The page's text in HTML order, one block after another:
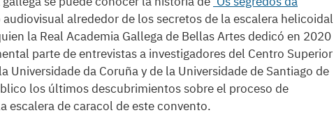
alrededor de los secretos de la escalera helicoidal
la Real Academia Gallega de Bellas Artes dedicó en 2020
parte de entrevistas a investigadores del Centro Superior
Universidade da Coruña y de la Universidade de Santiago de
los últimos descubrimientos sobre el proceso de
escalera de caracol de este convento.